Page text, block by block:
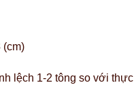
(cm)
lệch 1-2 tông so với